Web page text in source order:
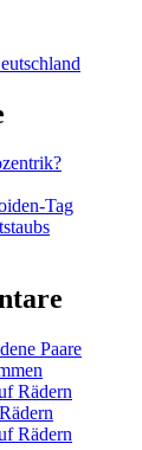
Tag
Paare
Rädern
Rädern